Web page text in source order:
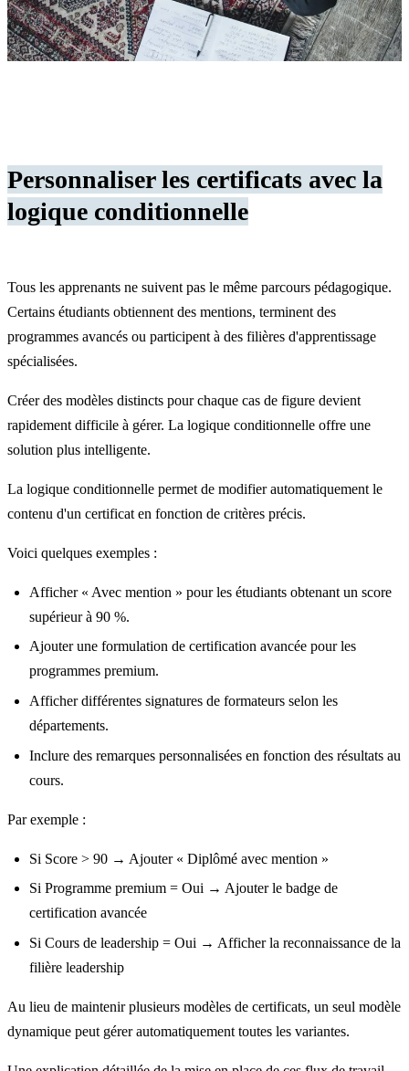
Personnaliser les certificats avec la
logique conditionnelle
Tous les apprenants ne suivent pas le même parcours pédagogique.
Certains étudiants obtiennent des mentions, terminent des
programmes avancés ou participent à des filières d'apprentissage
spécialisées.
Créer des modèles distincts pour chaque cas de figure devient
rapidement difficile à gérer. La logique conditionnelle offre une
solution plus intelligente.
La logique conditionnelle permet de modifier automatiquement le
contenu d'un certificat en fonction de critères précis.
Voici quelques exemples :
Afficher « Avec mention » pour les étudiants obtenant un score
supérieur à 90 %.
Ajouter une formulation de certification avancée pour les
programmes premium.
Afficher différentes signatures de formateurs selon les
départements.
Inclure des remarques personnalisées en fonction des résultats au
cours.
Par exemple :
Si Score > 90 → Ajouter « Diplômé avec mention »
Si Programme premium = Oui → Ajouter le badge de
certification avancée
Si Cours de leadership = Oui → Afficher la reconnaissance de la
filière leadership
Au lieu de maintenir plusieurs modèles de certificats, un seul modèle
dynamique peut gérer automatiquement toutes les variantes.